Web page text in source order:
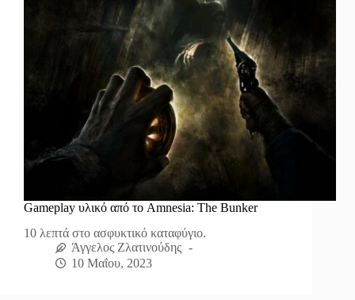
Gameplay υλικό από το Amnesia: The Bunker
10 λεπτά στο ασφυκτικό καταφύγιο.
Άγγελος Ζλατινούδης
10 Μαΐου, 2023